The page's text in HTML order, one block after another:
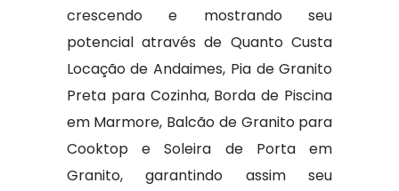
crescendo e mostrando seu
potencial através de Quanto Custa
Locação de Andaimes, Pia de Granito
Preta para Cozinha, Borda de Piscina
em Marmore, Balcão de Granito para
Cooktop e Soleira de Porta em
Granito, garantindo assim seu